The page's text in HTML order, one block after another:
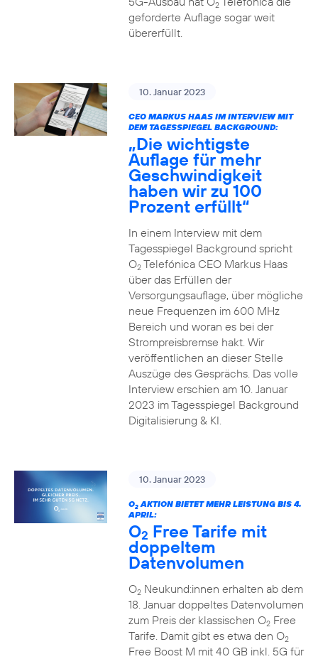
2
geforderte Auflage sogar weit
übererfüllt.
10. Januar 2023
CEO MARKUS HAAS IM INTERVIEW MIT
DEM TAGESSPIEGEL BACKGROUND:
„Die wichtigste
Auflage für mehr
Geschwindigkeit
haben wir zu 100
Prozent erfüllt“
In einem Interview mit dem
Tagesspiegel Background spricht
O2Telefónica CEO Markus Haas
über das Erfüllen der
Versorgungsauflage, über mögliche
neue Frequenzen im 600 MHz
Bereich und woran es bei der
Strompreisbremse hakt. Wir
veröffentlichen an dieser Stelle
Auszüge des Gesprächs. Das volle
Interview erschien am 10. Januar
2023 im Tagesspiegel Background
Digitalisierung & KI.
10. Januar 2023
O2AKTION BIETET MEHR LEISTUNG BIS 4.
APRIL:
O2 Free Tarife mit
doppeltem
Datenvolumen
O2Neukund:innen erhalten ab dem
18. Januar doppeltes Datenvolumen
zum Preis der klassischen O2Free
Tarife. Damit gibt es etwa den O2
Free Boost M mit 40 GB inkl. 5G für